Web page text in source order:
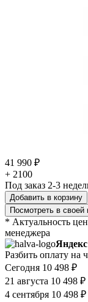
41 990 ₽
+ 2100
Под заказ 2-3
Добавить в корзину
Посмотреть в своей
* Актуальность
менеджера
Разбить оплату на
Сегодня 10 498 ₽
21 августа 10 498 ₽
4 сентября 10 498 ₽